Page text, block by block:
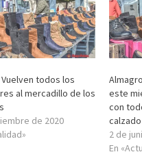
todos los
al mercadillo de los
de 2020
este
con
2 de
En